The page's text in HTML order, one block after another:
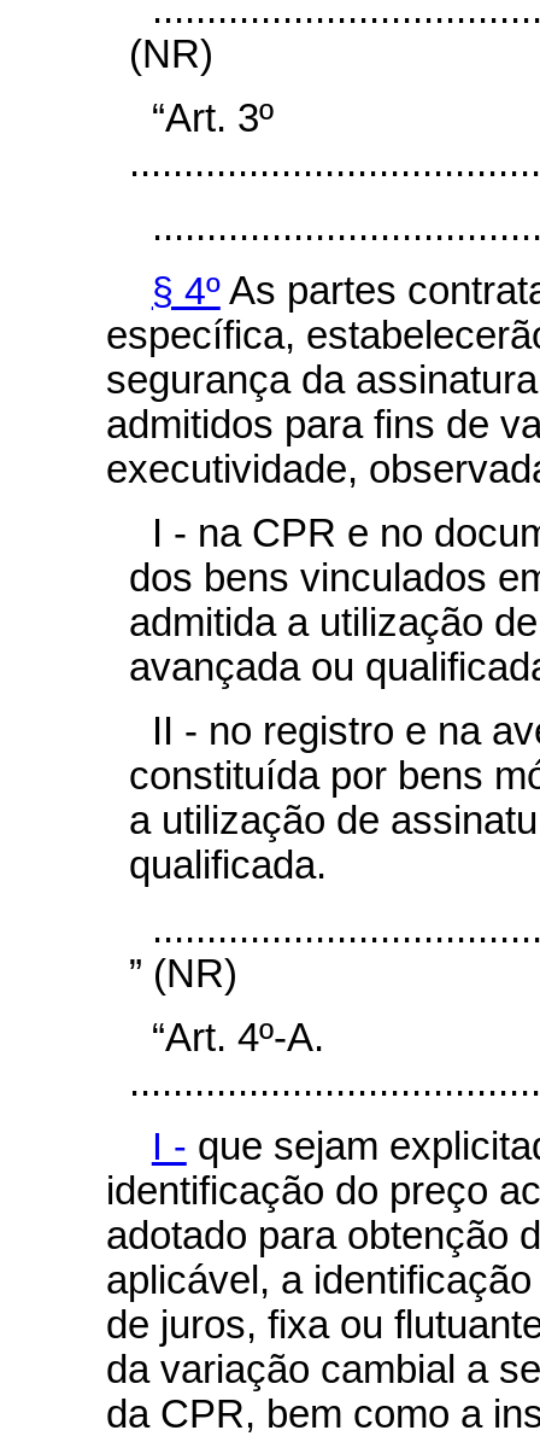
(NR)
“Art. 3º
§ 4ºAs partes
específica,
segurança da
admitidos para fins de
executividade,
I - na CPR e no
dos bens vinculados
admitida a utilização
avançada ou
II - no registro e na
constituída por bens
a utilização de
qualificada.
” (NR)
“Art. 4º-A.
I - que sejam
identificação do preço
adotado para obtenção
aplicável, a
de juros, fixa ou
da variação cambial a
da CPR, bem como a